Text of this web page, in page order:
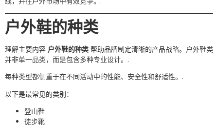
户外鞋的种类
理解主要内容 户外鞋的种类 帮助品牌制定清晰的产品战略。户外鞋类
并非单一品类，而是包含多种专业设计。.
每种类型都侧重于在不同活动中的性能、安全性和舒适性。.
以下是最常见的类别：
登山鞋
徒步靴